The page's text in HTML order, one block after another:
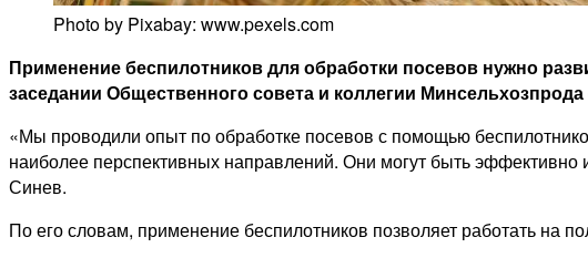
Photo by Pixabay: www.pexels.com
Применение беспилотников для обработки посевов нужно
заседании Общественного совета и коллегии Минсельхозпрода
«Мы проводили опыт по обработке посевов с помощью
наиболее перспективных направлений. Они могут быть эффективно
Синев.
По его словам, применение беспилотников позволяет работать на